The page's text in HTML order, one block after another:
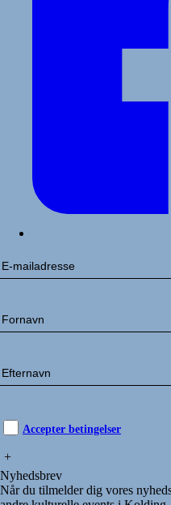
Accepter betingelser
+
Nyhedsbrev
Når du tilmelder dig vores